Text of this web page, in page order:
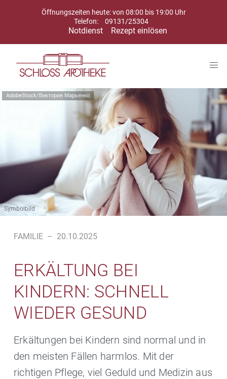
Öffnungszeiten heute: von 08:00 bis 19:00 Uhr
Telefon:
09131/25304
Notdienst Rezept einlösen
AdobeStock/Виктория Марьенко
Symbolbild
FAMILIE – 20.10.2025
ERKÄLTUNG BEI
KINDERN: SCHNELL
WIEDER GESUND
Erkältungen bei Kindern sind normal und in
den meisten Fällen harmlos. Mit der
richtigen Pflege, viel Geduld und Medizin aus